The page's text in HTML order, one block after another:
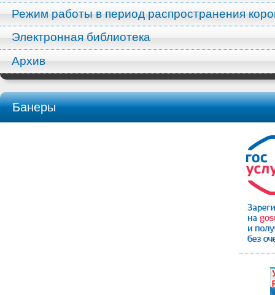
Режим работы в период распространения
Электронная библиотека
Архив
Банеры